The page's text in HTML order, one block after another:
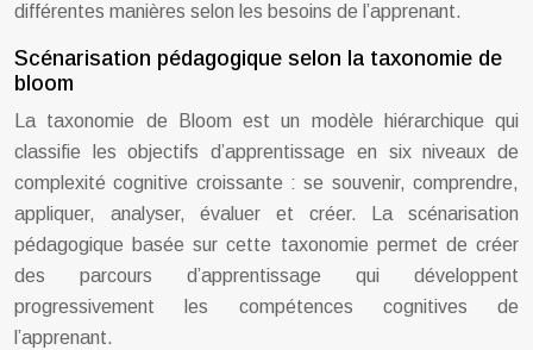
différentes manières selon les besoins de l’apprenant.
Scénarisation pédagogique selon la taxonomie de
bloom
La taxonomie de Bloom est un modèle hiérarchique qui
classifie les objectifs d’apprentissage en six niveaux de
complexité cognitive croissante : se souvenir, comprendre,
appliquer, analyser, évaluer et créer. La scénarisation
pédagogique basée sur cette taxonomie permet de créer
des parcours d’apprentissage qui développent
progressivement les compétences cognitives de
l’apprenant.